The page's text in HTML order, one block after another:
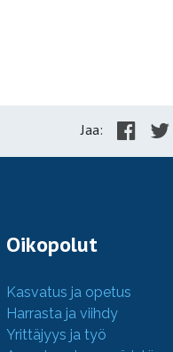
Jaa:
Oikopolut
Kasvatus ja opetus
Harrasta ja viihdy
Yrittäjyys ja työ